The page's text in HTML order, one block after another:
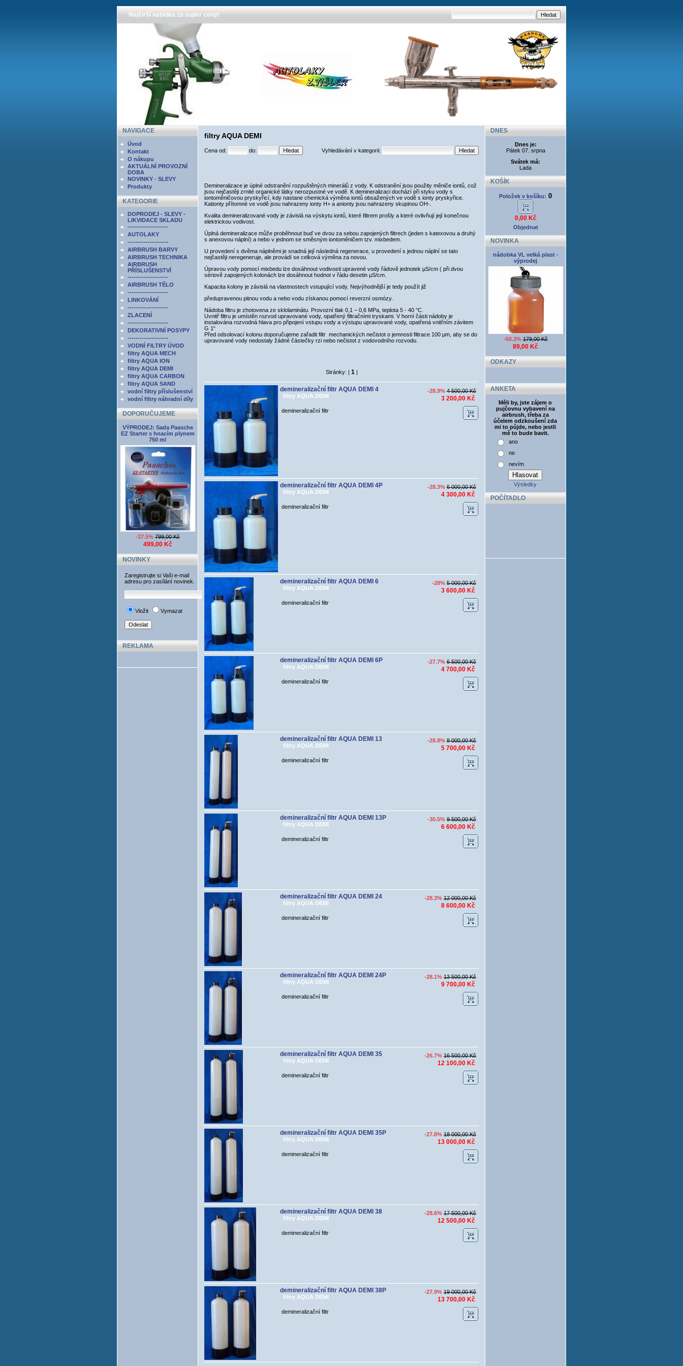
Nejširší nabídka za super ceny!
NAVIGACE
Úvod
Kontakt
O nákupu
AKTUÁLNÍ PROVOZNÍ
DOBA
NOVINKY - SLEVY
Produkty
KATEGORIE
DOPRODEJ - SLEVY -
LIKVIDACE SKLADU
--------------------
AUTOLAKY
--------------------
AIRBRUSH BARVY
AIRBRUSH TECHNIKA
AIRBRUSH
PŘÍSLUŠENSTVÍ
--------------------
AIRBRUSH TĚLO
--------------------
LINKOVÁNÍ
--------------------
ZLACENÍ
--------------------
DEKORATIVNÍ POSYPY
--------------------
VODNÍ FILTRY ÚVOD
filtry AQUA MECH
filtry AQUA ION
filtry AQUA DEMI
filtry AQUA CARBON
filtry AQUA SAND
vodní filtry příslušenství
vodní filtry náhradní díly
DOPORUČUJEME
VÝPRODEJ: Sada Paasche
EZ Starter s hnacím plynem
750 ml
-37.5%799,00 Kč
499,00 Kč
NOVINKY
Zaregistrujte si Vaši e-mail
adresu pro zasílání novinek.
Vložit Vymazat
REKLAMA
filtry AQUA DEMI
Cena od: do: Vyhledávání v kategorii:
Demineralizace je úplné odstranění rozpuštěných minerálů z vody. K odstranění jsou použity měniče iontů, což
jsou nejčastěji zrnité organické látky nerozpustné ve vodě. K demineralizaci dochází při styku vody s
iontoměničovou pryskyřicí, kdy nastane chemická výměna iontů obsažených ve vodě s ionty pryskyřice.
Kationty přítomné ve vodě jsou nahrazeny ionty H+ a anionty jsou nahrazeny skupinou OH-.
Kvalita demineralizované vody je závislá na výskytu iontů, které filtrem prošly a které ovlivňují její konečnou
elektrickou vodivost.
Úplná demineralizace může proběhnout buď ve dvou za sebou zapojených filtrech (jeden s katexovou a druhý
s anexovou náplní) a nebo v jednom se směsným iontoměničem tzv. mixbedem.
U provedení s dvěma náplněmi je snadná její následná regenerace, u provedení s jednou náplní se tato
nejčastěji neregeneruje, ale provádí se celková výměna za novou.
Úpravou vody pomocí mixbedu lze dosáhnout vodivosti upravené vody řádově jednotek µS/cm ( při dvou
sériově zapojených kolonách lze dosáhnout hodnot v řádu desetin µS/cm.
Kapacita kolony je závislá na vlastnostech vstupující vody. Nejvýhodnější je tedy použít již
předupravenou pitnou vodu a nebo vodu získanou pomocí reverzní osmózy.
Nádoba filtru je zhotovena ze sklolaminátu. Provozní tlak 0,1 – 0,6 MPa, teplota 5 - 40 °C.
Uvnitř filtru je umístěn rozvod upravované vody, opatřený filtračními tryskami. V horní části nádoby je
instalována rozvodná hlava pro připojení vstupu vody a výstupu upravované vody, opatřená vnitřním závitem
G 1“
Před odsolovací kolonu doporučujeme zařadit filtr mechanických nečistot o jemnosti filtrace 100 μm, aby se do
upravované vody nedostaly žádné částečky rzi nebo nečistot z vodovodního rozvodu.
Stránky: | 1 |
demineralizační filtr AQUA DEMI 4
filtry AQUA DEMI
-28.9% 4 500,00 Kč
3 200,00 Kč
demineralizační filtr
demineralizační filtr AQUA DEMI 4P
filtry AQUA DEMI
-28.3% 6 000,00 Kč
4 300,00 Kč
demineralizační filtr
demineralizační filtr AQUA DEMI 6
filtry AQUA DEMI
-28% 5 000,00 Kč
3 600,00 Kč
demineralizační filtr
demineralizační filtr AQUA DEMI 6P
filtry AQUA DEMI
-27.7% 6 500,00 Kč
4 700,00 Kč
demineralizační filtr
demineralizační filtr AQUA DEMI 13
filtry AQUA DEMI
-28.8% 8 000,00 Kč
5 700,00 Kč
demineralizační filtr
demineralizační filtr AQUA DEMI 13P
filtry AQUA DEMI
-30.5% 9 500,00 Kč
6 600,00 Kč
demineralizační filtr
demineralizační filtr AQUA DEMI 24
filtry AQUA DEMI
-28.3% 12 000,00 Kč
8 600,00 Kč
demineralizační filtr
demineralizační filtr AQUA DEMI 24P
filtry AQUA DEMI
-28.1% 13 500,00 Kč
9 700,00 Kč
demineralizační filtr
demineralizační filtr AQUA DEMI 35
filtry AQUA DEMI
-26.7% 16 500,00 Kč
12 100,00 Kč
demineralizační filtr
demineralizační filtr AQUA DEMI 35P
filtry AQUA DEMI
-27.8% 18 000,00 Kč
13 000,00 Kč
demineralizační filtr
demineralizační filtr AQUA DEMI 38
filtry AQUA DEMI
-28.6% 17 500,00 Kč
12 500,00 Kč
demineralizační filtr
demineralizační filtr AQUA DEMI 38P
filtry AQUA DEMI
-27.9% 19 000,00 Kč
13 700,00 Kč
demineralizační filtr
DNES
Dnes je:
Pátek 07. srpna
Svátek má:
Lada
KOŠÍK
Položek v košíku: 0
0,00 Kč
Objednat
NOVINKA
nádobka VL velká plast -
výprodej
-50.3%179,00 Kč
89,00 Kč
ODKAZY
ANKETA
Měli by, jste zájem o
pujčovnu vybavení na
airbrush, třeba za
účelem odzkoušení zda
mi to půjde, nebo jestli
mě to bude bavit.
ano
ne
nevím
Výsledky
POČÍTADLO